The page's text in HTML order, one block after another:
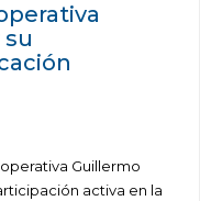
Guillermo
activa en la